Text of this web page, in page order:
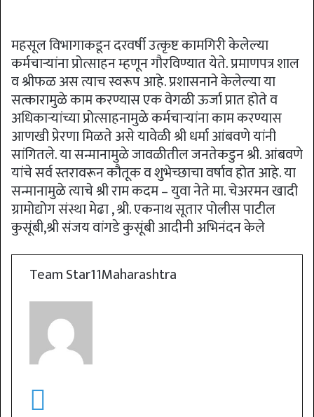
महसूल विभागाकडून दरवर्षी उत्कृष्ट कामगिरी केलेल्या
कर्मचाऱ्यांना प्रोत्साहन म्हणून गौरविण्यात येते. प्रमाणपत्र शाल
व श्रीफळ अस त्याच स्वरूप आहे. प्रशासनाने केलेल्या या
सत्कारामुळे काम करण्यास एक वेगळी ऊर्जा प्रात होते व
अधिकाऱ्यांच्या प्रोत्साहनामुळे कर्मचाऱ्यांना काम करण्यास
आणखी प्रेरणा मिळते असे यावेळी श्री धर्मा आंबवणे यांनी
सांगितले. या सन्मानामुळे जावळीतील जनतेकडुन श्री. आंबवणे
यांचे सर्व स्तरावरून कौतूक व शुभेच्छाचा वर्षाव होत आहे. या
सन्मानामुळे त्याचे श्री राम कदम – युवा नेते मा. चेअरमन खादी
ग्रामोद्योग संस्था मेढा , श्री. एकनाथ सूतार पोलीस पाटील
कुसूंबी,श्री संजय वांगडे कुसूंबी आदीनी अभिनंदन केले
Team Star11Maharashtra